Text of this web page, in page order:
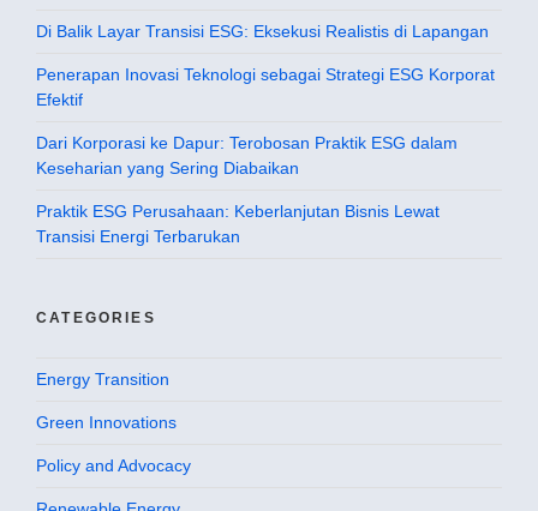
Di Balik Layar Transisi ESG: Eksekusi Realistis di Lapangan
Penerapan Inovasi Teknologi sebagai Strategi ESG Korporat
Efektif
Dari Korporasi ke Dapur: Terobosan Praktik ESG dalam
Keseharian yang Sering Diabaikan
Praktik ESG Perusahaan: Keberlanjutan Bisnis Lewat
Transisi Energi Terbarukan
CATEGORIES
Energy Transition
Green Innovations
Policy and Advocacy